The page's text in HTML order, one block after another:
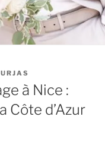
à Nice :
Côte d’Azur